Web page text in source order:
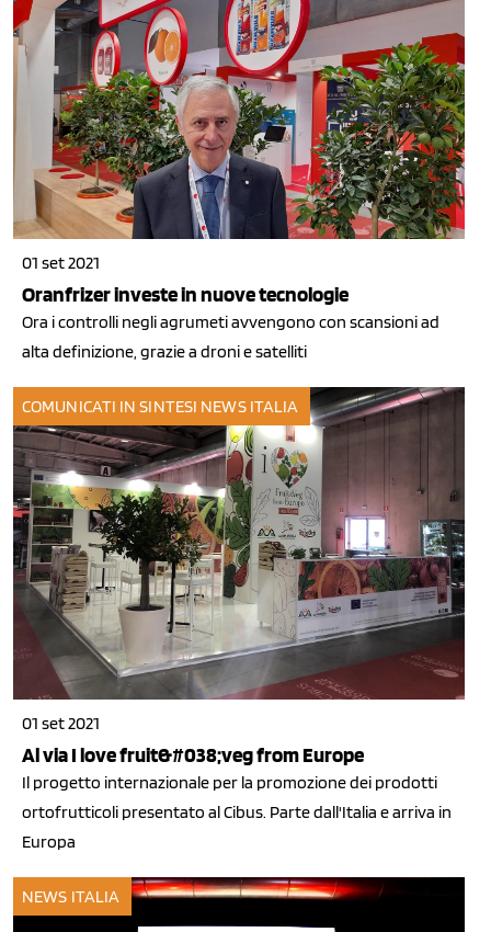
01 set 2021
Oranfrizer investe in nuove tecnologie
Ora i controlli negli agrumeti avvengono con scansioni ad
alta definizione, grazie a droni e satelliti
COMUNICATI IN SINTESI NEWS ITALIA
01 set 2021
Al via I love fruit&#038;veg from Europe
Il progetto internazionale per la promozione dei prodotti
ortofrutticoli presentato al Cibus. Parte dall'Italia e arriva in
Europa
NEWS ITALIA